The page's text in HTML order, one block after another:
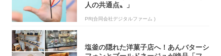
人の共通点〟」
PR(合同会社デジタルファーム )
塩釜の隠れた洋菓子店へ！あんバターシ